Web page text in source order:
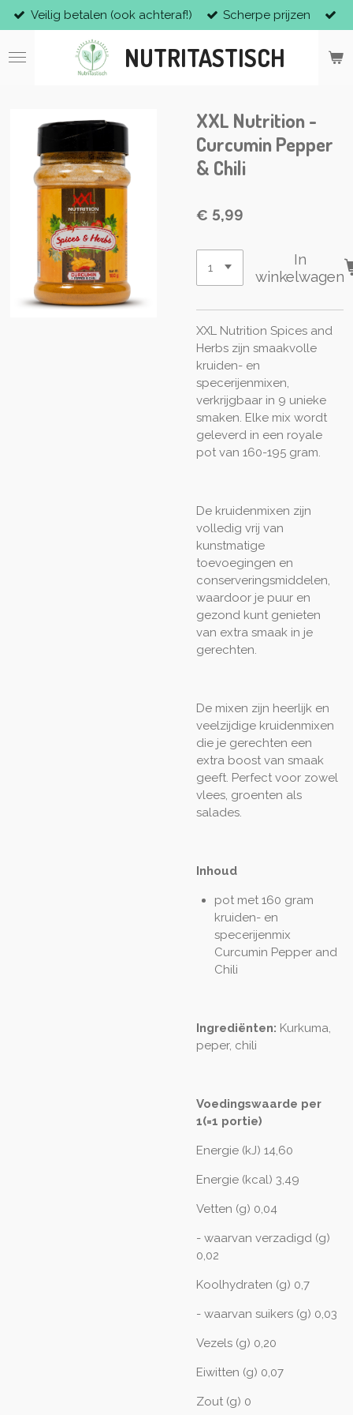
Ga
direct
naar
NUTRITASTISCH
Veilig betalen (ook achteraf!) Scherpe prijzen
XXL Nutrition -
Curcumin Pepper
& Chili
€ 5,99
In
winkelwagen
XXL Nutrition Spices and
Herbs zijn smaakvolle
kruiden- en
specerijenmixen,
verkrijgbaar in 9 unieke
smaken. Elke mix wordt
geleverd in een royale
pot van 160-195 gram.
De kruidenmixen zijn
volledig vrij van
kunstmatige
toevoegingen en
conserveringsmiddelen,
waardoor je puur en
gezond kunt genieten
van extra smaak in je
gerechten.
De mixen zijn heerlijk en
veelzijdige kruidenmixen
die je gerechten een
extra boost van smaak
geeft. Perfect voor zowel
vlees, groenten als
salades.
Inhoud
pot met 160 gram
kruiden- en
specerijenmix
Curcumin Pepper and
Chili
Ingrediënten: Kurkuma,
peper, chili
Voedingswaarde per
1(=1 portie)
Energie (kJ) 14,60
Energie (kcal) 3,49
Vetten (g) 0,04
- waarvan verzadigd (g)
0,02
Koolhydraten (g) 0,7
- waarvan suikers (g) 0,03
Vezels (g) 0,20
Eiwitten (g) 0,07
Zout (g) 0